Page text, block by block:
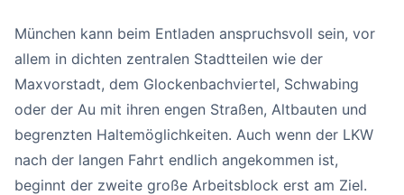
München kann beim Entladen anspruchsvoll sein, vor
allem in dichten zentralen Stadtteilen wie der
Maxvorstadt, dem Glockenbachviertel, Schwabing
oder der Au mit ihren engen Straßen, Altbauten und
begrenzten Haltemöglichkeiten. Auch wenn der LKW
nach der langen Fahrt endlich angekommen ist,
beginnt der zweite große Arbeitsblock erst am Ziel.